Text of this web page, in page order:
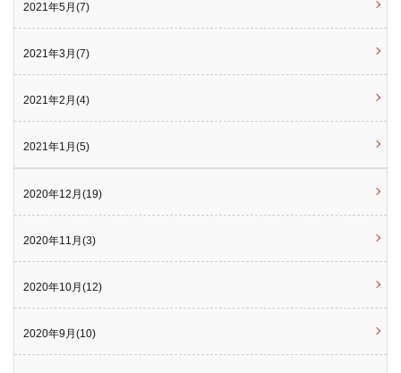
2021年5月(7)
2021年3月(7)
2021年2月(4)
2021年1月(5)
2020年12月(19)
2020年11月(3)
2020年10月(12)
2020年9月(10)